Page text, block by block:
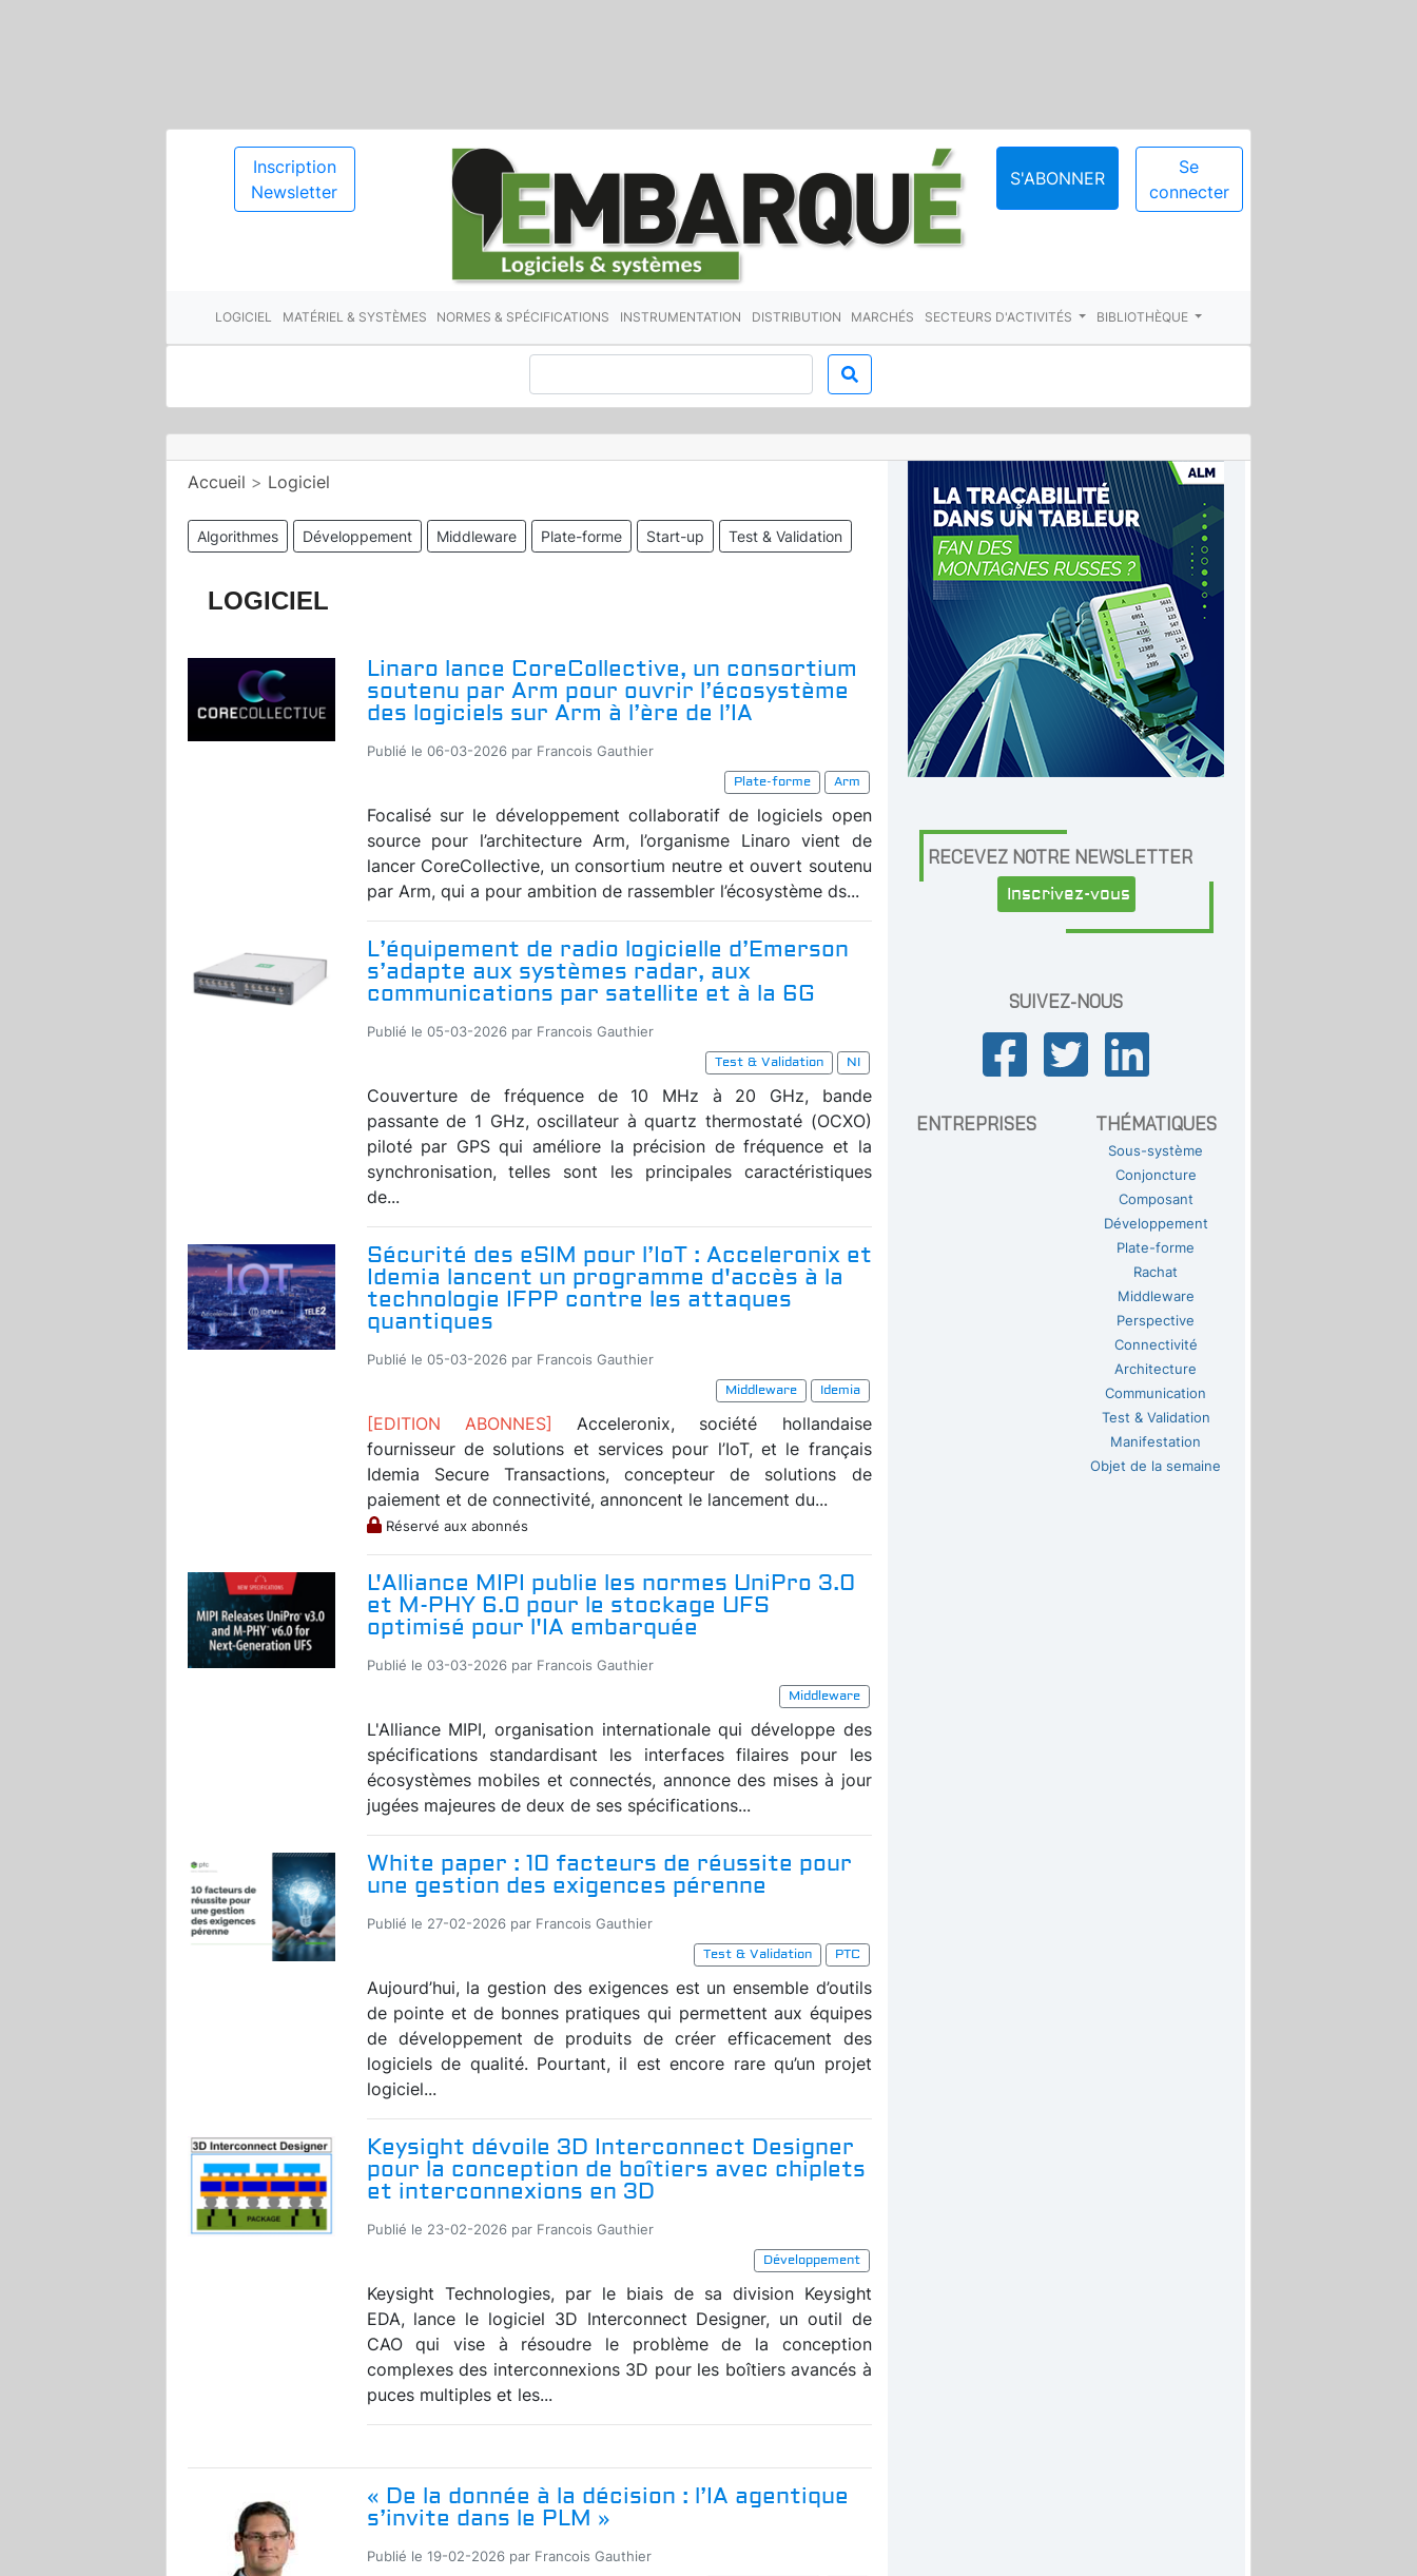
Inscription
Newsletter
S'ABONNER
Se
connecter
LOGICIEL MATÉRIEL & SYSTÈMES NORMES & SPÉCIFICATIONS INSTRUMENTATION DISTRIBUTION MARCHÉS SECTEURS D'ACTIVITÉS BIBLIOTHÈQUE
Accueil > Logiciel
Algorithmes Développement Middleware Plate-forme Start-up Test & Validation
LOGICIEL
Linaro lance CoreCollective, un consortium
soutenu par Arm pour ouvrir l’écosystème
des logiciels sur Arm à l’ère de l’IA
Publié le 06-03-2026 par Francois Gauthier
Plate-forme
Arm
Focalisé sur le développement collaboratif de logiciels open
source pour l’architecture Arm, l’organisme Linaro vient de
lancer CoreCollective, un consortium neutre et ouvert soutenu
par Arm, qui a pour ambition de rassembler l’écosystème ds...
L’équipement de radio logicielle d’Emerson
s’adapte aux systèmes radar, aux
communications par satellite et à la 6G
Publié le 05-03-2026 par Francois Gauthier
Test & Validation
NI
Couverture de fréquence de 10 MHz à 20 GHz, bande
passante de 1 GHz, oscillateur à quartz thermostaté (OCXO)
piloté par GPS qui améliore la précision de fréquence et la
synchronisation, telles sont les principales caractéristiques
de...
Sécurité des eSIM pour l’IoT : Acceleronix et
Idemia lancent un programme d'accès à la
technologie IFPP contre les attaques
quantiques
Publié le 05-03-2026 par Francois Gauthier
Middleware
Idemia
[EDITION ABONNES] Acceleronix, société hollandaise
fournisseur de solutions et services pour l’IoT, et le français
Idemia Secure Transactions, concepteur de solutions de
paiement et de connectivité, annoncent le lancement du...
Réservé aux abonnés
L'Alliance MIPI publie les normes UniPro 3.0
et M-PHY 6.0 pour le stockage UFS
optimisé pour l'IA embarquée
Publié le 03-03-2026 par Francois Gauthier
Middleware
L'Alliance MIPI, organisation internationale qui développe des
spécifications standardisant les interfaces filaires pour les
écosystèmes mobiles et connectés, annonce des mises à jour
jugées majeures de deux de ses spécifications...
White paper : 10 facteurs de réussite pour
une gestion des exigences pérenne
Publié le 27-02-2026 par Francois Gauthier
Test & Validation
PTC
Aujourd’hui, la gestion des exigences est un ensemble d’outils
de pointe et de bonnes pratiques qui permettent aux équipes
de développement de produits de créer efficacement des
logiciels de qualité. Pourtant, il est encore rare qu’un projet
logiciel...
Keysight dévoile 3D Interconnect Designer
pour la conception de boîtiers avec chiplets
et interconnexions en 3D
Publié le 23-02-2026 par Francois Gauthier
Développement
Keysight Technologies, par le biais de sa division Keysight
EDA, lance le logiciel 3D Interconnect Designer, un outil de
CAO qui vise à résoudre le problème de la conception
complexes des interconnexions 3D pour les boîtiers avancés à
puces multiples et les...
« De la donnée à la décision : l’IA agentique
s’invite dans le PLM »
Publié le 19-02-2026 par Francois Gauthier
RECEVEZ NOTRE NEWSLETTER
Inscrivez-vous
SUIVEZ-NOUS
ENTREPRISES THÉMATIQUES
Sous-système
Conjoncture
Composant
Développement
Plate-forme
Rachat
Middleware
Perspective
Connectivité
Architecture
Communication
Test & Validation
Manifestation
Objet de la semaine